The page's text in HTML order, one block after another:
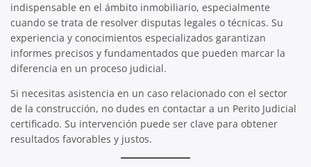
indispensable en el ámbito inmobiliario, especialmente
cuando se trata de resolver disputas legales o técnicas. Su
experiencia y conocimientos especializados garantizan
informes precisos y fundamentados que pueden marcar la
diferencia en un proceso judicial.
Si necesitas asistencia en un caso relacionado con el sector
de la construcción, no dudes en contactar a un Perito Judicial
certificado. Su intervención puede ser clave para obtener
resultados favorables y justos.